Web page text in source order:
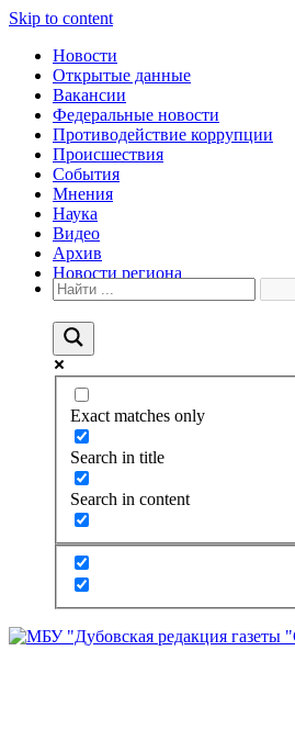
Skip to content
Новости
Открытые данные
Вакансии
Федеральные новости
Противодействие коррупции
Происшествия
События
Мнения
Наука
Видео
Архив
Новости региона
Exact matches only
Search in title
Search in content